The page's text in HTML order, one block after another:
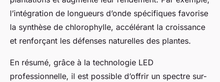
l’intégration de longueurs d’onde spécifiques favorise
la synthèse de chlorophylle, accélérant la croissance
et renforçant les défenses naturelles des plantes.
En résumé, grâce à la technologie LED
professionnelle, il est possible d’offrir un spectre sur-